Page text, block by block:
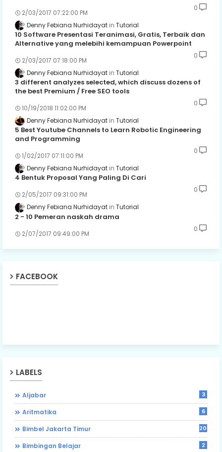
2/03/2017 07:22:00 PM
0
Denny Febiana Nurhidayat Tutorial
10 Software Presentasi Teranimasi, Gratis, Terbaik dan
Alternative yang melebihi kemampuan Powerpoint
2/03/2017 07:18:00 PM
0
Denny Febiana Nurhidayat Tutorial
3 different analyzes selected, which discuss dozens of
the best Premium / Free SEO tools
10/19/2018 11:02:00 PM
0
Denny Febiana Nurhidayat Tutorial
5 Best Youtube Channels to Learn Robotic Engineering
and Programming
1/02/2017 07:11:00 PM
0
Denny Febiana Nurhidayat Tutorial
4 Bentuk Proposal Yang Paling Di Cari
2/05/2017 09:31:00 PM
0
Denny Febiana Nurhidayat Tutorial
2 - 10 Pemeran naskah drama
2/07/2017 09:49:00 PM
0
FACEBOOK
LABELS
Aljabar 3
Aritmatika 6
Bimbel Jakarta Timur 203
Bimbingan Belajar 2